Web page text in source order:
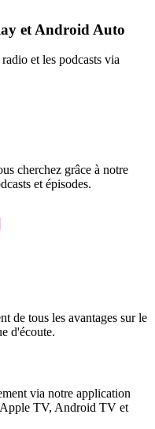
et Android Auto
et les podcasts via
cherchez grâce à notre
et épisodes.
de tous les avantages sur le
d'écoute.
via notre application
Apple TV, Android TV et